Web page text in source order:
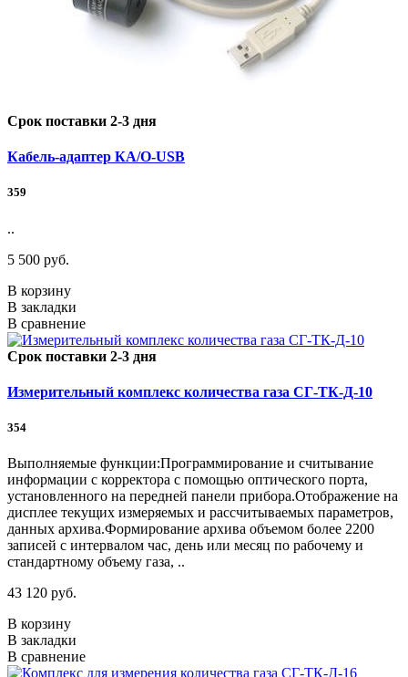
Срок поставки 2-3 дня
Кабель-адаптер КА/О-USB
359
..
5 500 руб.
В корзину
В закладки
В сравнение
Срок поставки 2-3 дня
Измерительный комплекс количества газа СГ-ТК-Д-10
354
Выполняемые функции:Программирование и считывание
информации с корректора с помощью оптического порта,
установленного на передней панели прибора.Отображение на
дисплее текущих измеряемых и рассчитываемых параметров,
данных архива.Формирование архива объемом более 2200
записей с интервалом час, день или месяц по рабочему и
стандартному объему газа, ..
43 120 руб.
В корзину
В закладки
В сравнение